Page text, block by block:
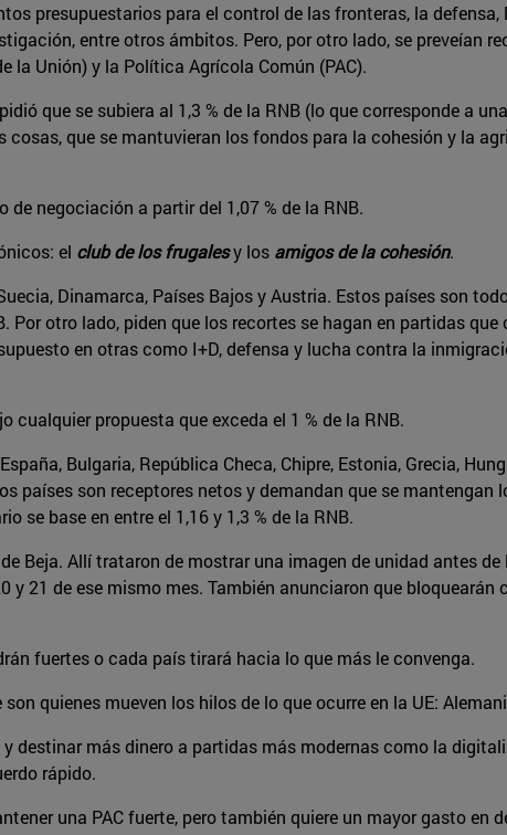
presupuestarios para el control de las fronteras, la defensa,
entre otros ámbitos. Pero, por otro lado, se preveían
la Unión) y la Política Agrícola Común (PAC).
que se subiera al 1,3 % de la RNB (lo que corresponde a
que se mantuvieran los fondos para la cohesión y la
negociación a partir del 1,07 % de la RNB.
el club de los frugalesy los amigos de la cohesión.
Dinamarca, Países Bajos y Austria. Estos países son
otro lado, piden que los recortes se hagan en partidas que
en otras como I+D, defensa y lucha contra la
cualquier propuesta que exceda el 1 % de la RNB.
Bulgaria, República Checa, Chipre, Estonia, Grecia,
países son receptores netos y demandan que se mantengan
se base en entre el 1,16 y 1,3 % de la RNB.
Beja. Allí trataron de mostrar una imagen de unidad antes de
y 21 de ese mismo mes. También anunciaron que bloquearán
fuertes o cada país tirará hacia lo que más le convenga.
quienes mueven los hilos de lo que ocurre en la UE:
destinar más dinero a partidas más modernas como la
rápido.
una PAC fuerte, pero también quiere un mayor gasto en